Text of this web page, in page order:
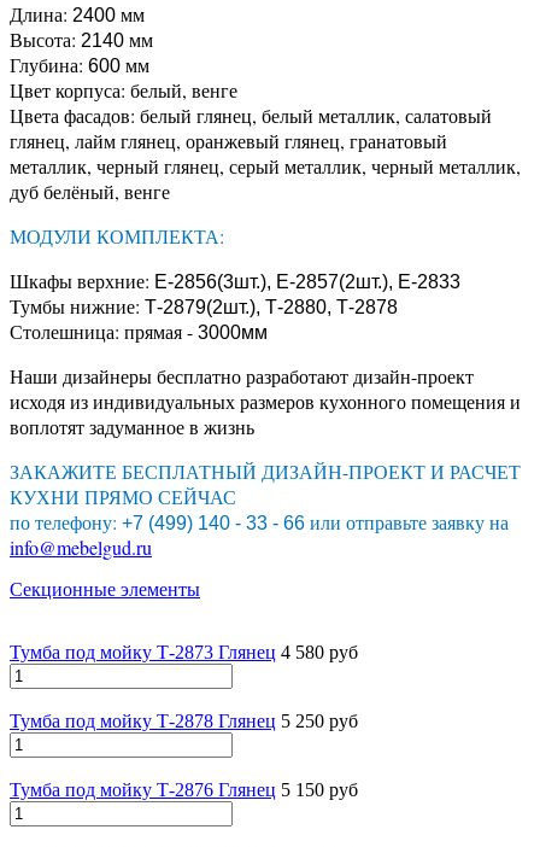
Длина: 2400 мм
Высота: 2140 мм
Глубина: 600 мм
Цвет корпуса: белый, венге
Цвета фасадов: белый глянец, белый металлик, салатовый
глянец, лайм глянец, оранжевый глянец, гранатовый
металлик, черный глянец, серый металлик, черный металлик,
дуб белёный, венге
МОДУЛИ КОМПЛЕКТА:
Шкафы верхние: Е-2856(3шт.), Е-2857(2шт.), Е-2833
Тумбы нижние: Т-2879(2шт.), Т-2880, Т-2878
Столешница: прямая - 3000мм
Наши дизайнеры бесплатно разработают дизайн-проект
исходя из индивидуальных размеров кухонного помещения и
воплотят задуманное в жизнь
ЗАКАЖИТЕ БЕСПЛАТНЫЙ ДИЗАЙН-ПРОЕКТ И РАСЧЕТ
КУХНИ ПРЯМО СЕЙЧАС
по телефону: +7 (499) 140 - 33 - 66 или отправьте заявку на
info@mebelgud.ru
Секционные элементы
Тумба под мойку Т-2873 Глянец 4 580 руб
Тумба под мойку Т-2878 Глянец 5 250 руб
Тумба под мойку Т-2876 Глянец 5 150 руб